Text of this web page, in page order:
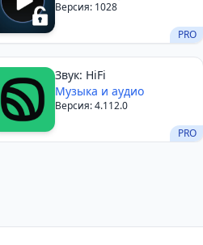
PRO
Версия: 1028
PRO
Звук: HiFi
Музыка и аудио
Версия: 4.112.0